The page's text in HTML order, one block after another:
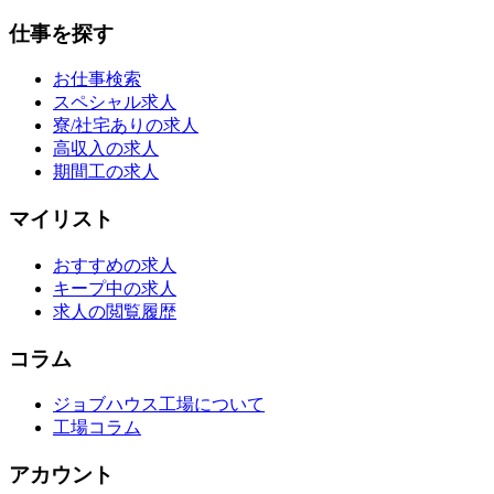
仕事を探す
お仕事検索
スペシャル求人
寮/社宅ありの求人
高収入の求人
期間工の求人
マイリスト
おすすめの求人
キープ中の求人
求人の閲覧履歴
コラム
ジョブハウス工場について
工場コラム
アカウント